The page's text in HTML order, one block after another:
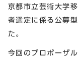
京都市立芸術大学
者選定に係る公募
た。
今回のプロポーザ